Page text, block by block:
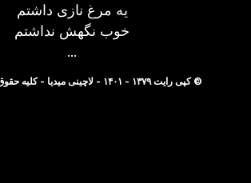
یه مرغ نازی داشتم
خوب نگهش نداشتم
© کپی رایت ۱۳۷۹ - ۱۴۰۱ - لاچینی میدیا - کلیه حقوق محفوظ است